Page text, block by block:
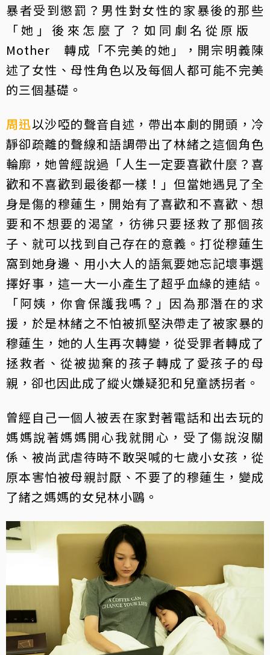
暴者受到懲罰？男性對女性的家暴後的那些
「她」後來怎麼了？如同劇名從原版
Mother 轉成「不完美的她」，開宗明義陳
述了女性、母性角色以及每個人都可能不完美
的三個基礎。
周迅以沙啞的聲音自述，帶出本劇的開頭，冷
靜卻疏離的聲線和語調帶出了林緒之這個角色
輪廓，她曾經說過「人生一定要喜歡什麼？喜
歡和不喜歡到最後都一樣！」但當她遇見了全
身是傷的穆蓮生，開始有了喜歡和不喜歡、想
要和不想要的渴望，彷彿只要拯救了那個孩
子、就可以找到自己存在的意義。打從穆蓮生
窩到她身邊、用小大人的語氣要她忘記壞事選
擇好事，這一大一小產生了超乎血緣的連結。
「阿姨，你會保護我嗎？」因為那潛在的求
援，於是林緒之不怕被抓堅決帶走了被家暴的
穆蓮生，她的人生再次轉變，從受罪者轉成了
拯救者、從被拋棄的孩子轉成了愛孩子的母
親，卻也因此成了縱火嫌疑犯和兒童誘拐者。
曾經自己一個人被丟在家對著電話和出去玩的
媽媽說著媽媽開心我就開心，受了傷說沒關
係、被尚武虐待時不敢哭喊的七歲小女孩，從
原本害怕被母親討厭、不要了的穆蓮生，變成
了緒之媽媽的女兒林小鷗。